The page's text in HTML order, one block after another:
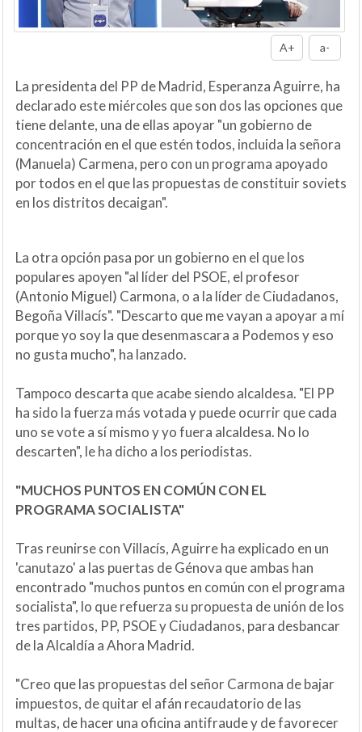
A+ a-
La presidenta del PP de Madrid, Esperanza Aguirre, ha
declarado este miércoles que son dos las opciones que
tiene delante, una de ellas apoyar "un gobierno de
concentración en el que estén todos, incluida la señora
(Manuela) Carmena, pero con un programa apoyado
por todos en el que las propuestas de constituir soviets
en los distritos decaigan".
La otra opción pasa por un gobierno en el que los
populares apoyen "al líder del PSOE, el profesor
(Antonio Miguel) Carmona, o a la líder de Ciudadanos,
Begoña Villacís". "Descarto que me vayan a apoyar a mí
porque yo soy la que desenmascara a Podemos y eso
no gusta mucho", ha lanzado.
Tampoco descarta que acabe siendo alcaldesa. "El PP
ha sido la fuerza más votada y puede ocurrir que cada
uno se vote a sí mismo y yo fuera alcaldesa. No lo
descarten", le ha dicho a los periodistas.
"MUCHOS PUNTOS EN COMÚN CON EL
PROGRAMA SOCIALISTA"
Tras reunirse con Villacís, Aguirre ha explicado en un
'canutazo' a las puertas de Génova que ambas han
encontrado "muchos puntos en común con el programa
socialista", lo que refuerza su propuesta de unión de los
tres partidos, PP, PSOE y Ciudadanos, para desbancar
de la Alcaldía a Ahora Madrid.
"Creo que las propuestas del señor Carmona de bajar
impuestos, de quitar el afán recaudatorio de las
multas, de hacer una oficina antifraude y de favorecer